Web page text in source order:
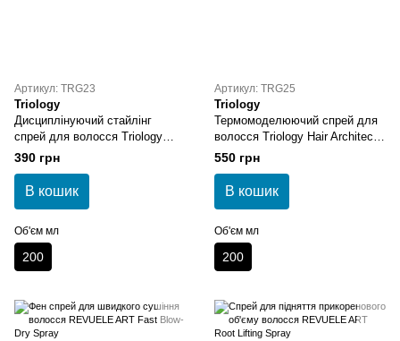
Артикул: TRG23
Triology
Дисциплінуючий стайлінг
спрей для волосся Triology
Hair Architect Styling Control
390 грн
В кошик
Об'єм мл
200
Артикул: TRG25
Triology
Термомоделюючий спрей для
волосся Triology Hair Architect
Thermo Styling Spray
550 грн
В кошик
Об'єм мл
200